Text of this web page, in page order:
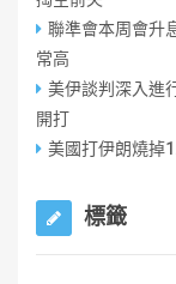
聯準會本周會升
常高
美伊談判深入進
開打
美國打伊朗燒掉
標籤